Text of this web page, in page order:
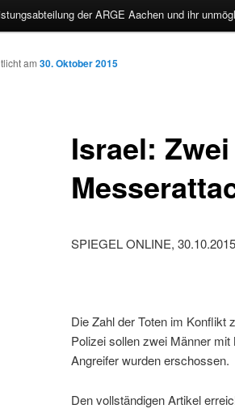
der ARGE Aachen und ihr
Israel:
am 30. Oktober 2015
SPIEGEL ONLINE, 30.10.2015
Die Zahl der Toten im Konflikt
Polizei sollen zwei Männer
Angreifer wurden erschossen.
Den vollständigen Artikel